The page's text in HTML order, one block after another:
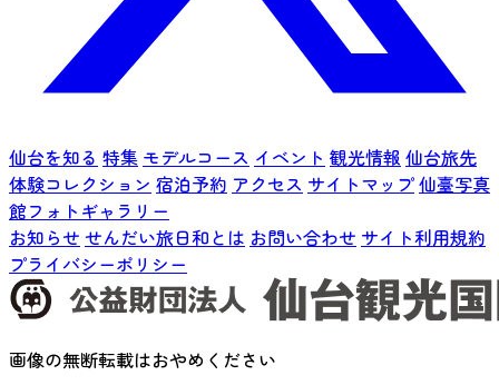
仙台を知る 特集 モデルコース イベント 観光情報 仙台旅先
体験コレクション 宿泊予約 アクセス サイトマップ仙臺写真
館フォトギャラリー
お知らせ せんだい旅日和とは お問い合わせ サイト利用規約
プライバシーポリシー
画像の無断転載はおやめください